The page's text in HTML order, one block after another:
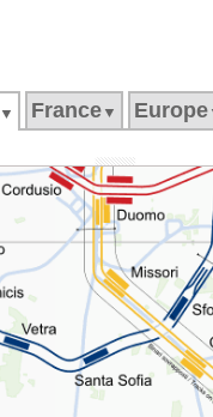
▼ France ▼ Europe